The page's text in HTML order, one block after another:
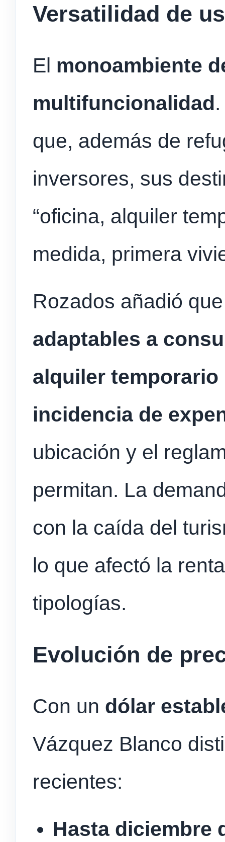
Versatilidad de
El monoambiente
multifuncionalidad
que, además de
inversores, sus
“oficina, alquiler
medida, primera
Rozados añadió
adaptables a
alquiler
incidencia de
ubicación y el
permitan. La
con la caída del
lo que afectó la
tipologías.
Evolución de
Con un dólar
Vázquez Blanco
recientes:
Hasta diciembre